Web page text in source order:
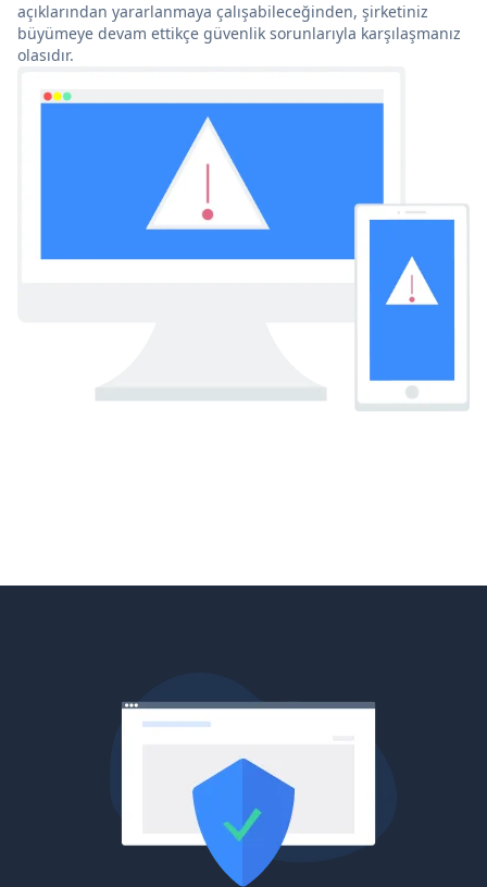
açıklarından yararlanmaya çalışabileceğinden, şirketiniz
büyümeye devam ettikçe güvenlik sorunlarıyla karşılaşmanız
olasıdır.